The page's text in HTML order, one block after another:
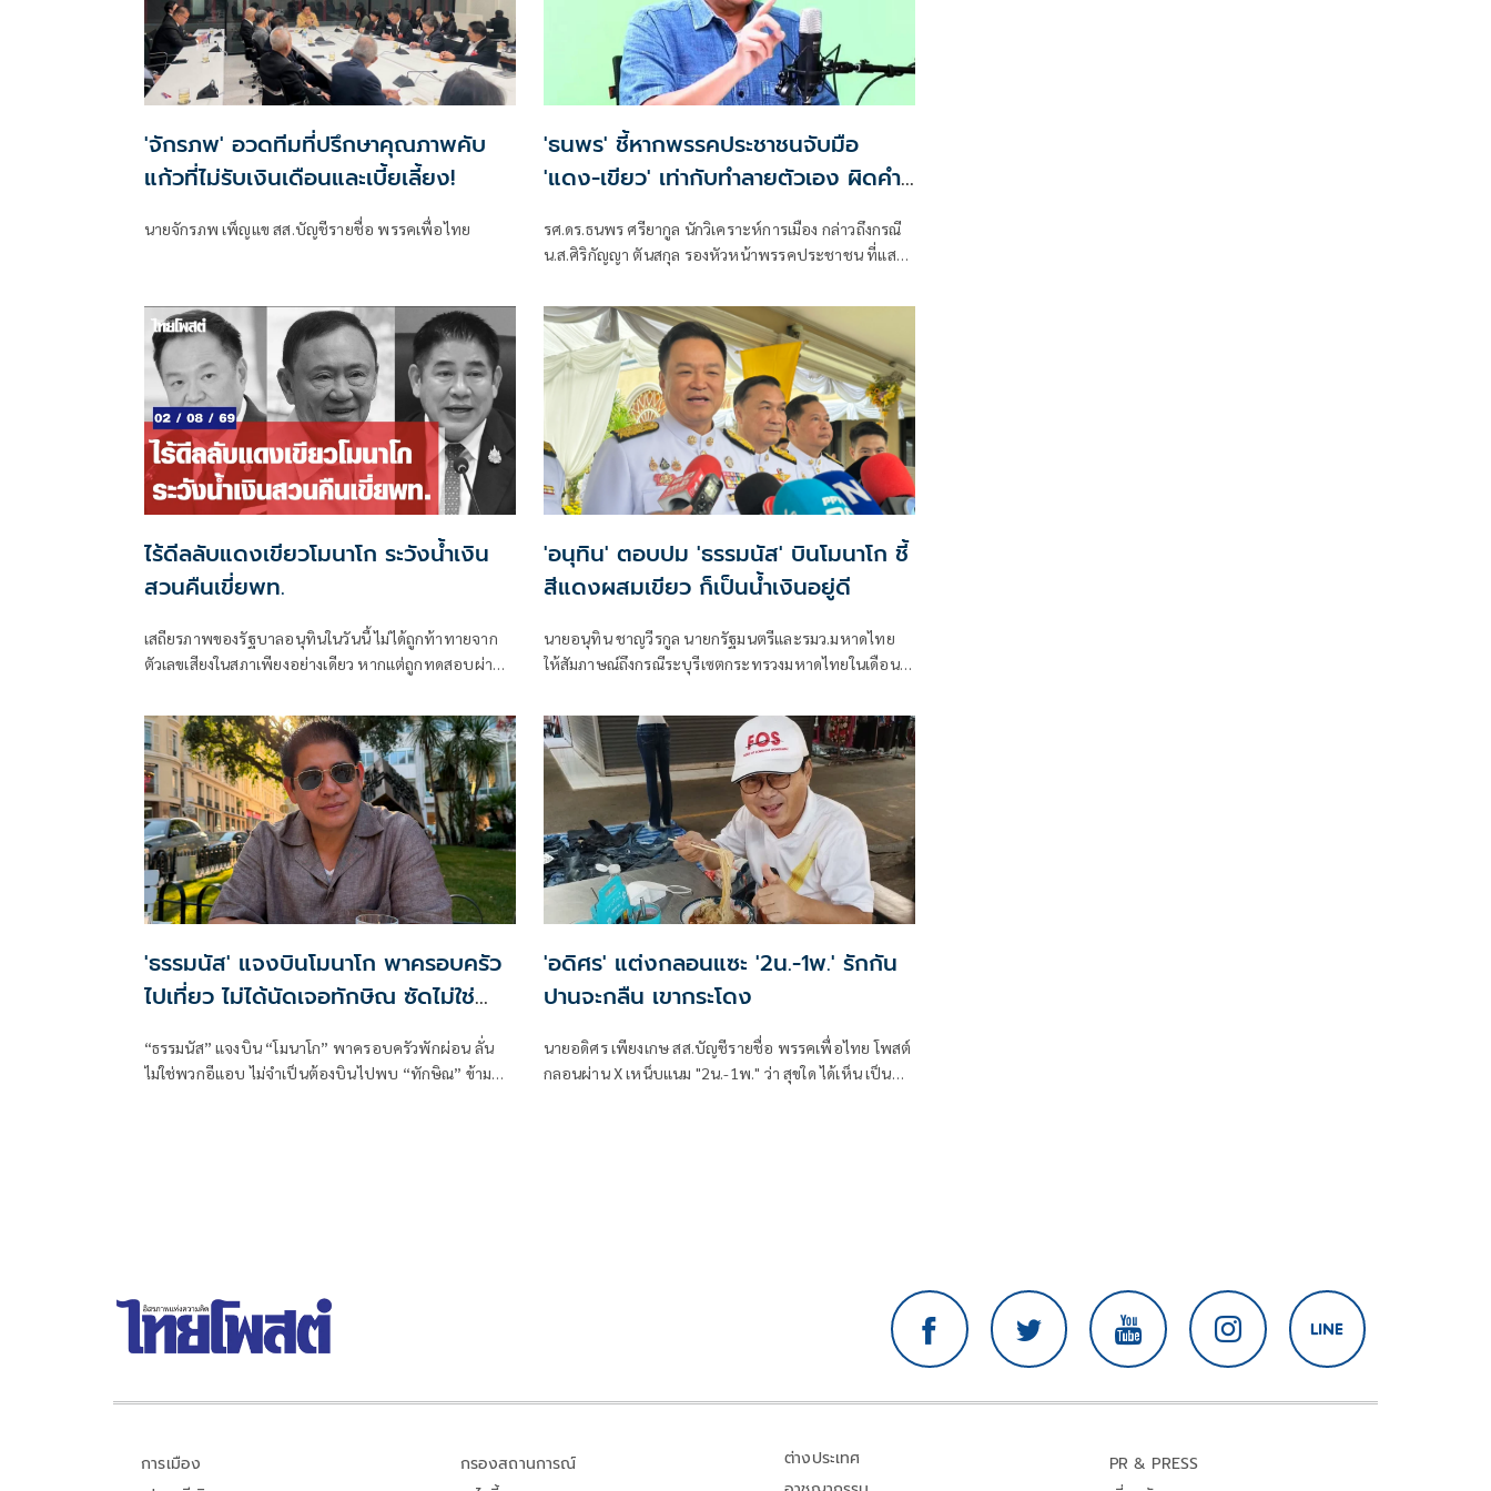
'จักรภพ' อวดทีมที่ปรึกษาคุณภาพคับ
แก้วที่ไม่รับเงินเดือนและเบี้ยเลี้ยง!
นายจักรภพ เพ็ญแข สส.บัญชีรายชื่อ พรรคเพื่อไทย
'ธนพร' ชี้หากพรรคประชาชนจับมือ
'แดง-เขียว' เท่ากับทำลายตัวเอง ผิดคำ
รศ.ดร.ธนพร ศรียากูล นักวิเคราะห์การเมือง กล่าวถึงกรณี
น.ส.ศิริกัญญา ตันสกุล รองหัวหน้าพรรคประชาชน ที่แสดง
ไทยกับพรรคภูมิใจไทย ก็จำเป็นต้องพูดคุยกับพรรค
ประชาชนด้วยว่า
ไร้ดีลลับแดงเขียวโมนาโก ระวังน้ำเงิน
สวนคืนเขี่ยพท.
เสถียรภาพของรัฐบาลอนุทินในวันนี้ ไม่ได้ถูกท้าทายจาก
ตัวเลขเสียงในสภาเพียงอย่างเดียว หากแต่ถูกทดสอบผ่าน
แตกแยกภายในเครือข่ายอำนาจของพรรคภูมิใจไทย
'อนุทิน' ตอบปม 'ธรรมนัส' บินโมนาโก ชี้
สีแดงผสมเขียว ก็เป็นน้ำเงินอยู่ดี
นายอนุทิน ชาญวีรกูล นายกรัฐมนตรีและรมว.มหาดไทย
ให้สัมภาษณ์ถึงกรณีระบุรีเซตกระทรวงมหาดไทยในเดือน
'ธรรมนัส' แจงบินโมนาโก พาครอบครัว
ไปเที่ยว ไม่ได้นัดเจอทักษิณ ซัดไม่ใช่
“ธรรมนัส” แจงบิน “โมนาโก” พาครอบครัวพักผ่อน ลั่น
ไม่ใช่พวกอีแอบ ไม่จำเป็นต้องบินไปพบ “ทักษิณ” ข้าม
'อดิศร' แต่งกลอนแซะ '2น.-1พ.' รักกัน
ปานจะกลืน เขากระโดง
นายอดิศร เพียงเกษ สส.บัญชีรายชื่อ พรรคเพื่อไทย โพสต์
กลอนผ่าน X เหน็บแนม "2น.-1พ." ว่า สุขใด ได้เห็น เป็น
การเมือง
กรองสถานการณ์
ต่างประเทศ
PR & PRESS